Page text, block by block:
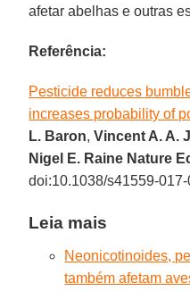
afetar abelhas e outras
Referência:
Pesticide reduces
increases probability of
L. Baron,Vincent A. A.
Nigel E. Raine Nature
doi:10.1038/s41559-
Leia mais
Neonicotinoides,
também afetam